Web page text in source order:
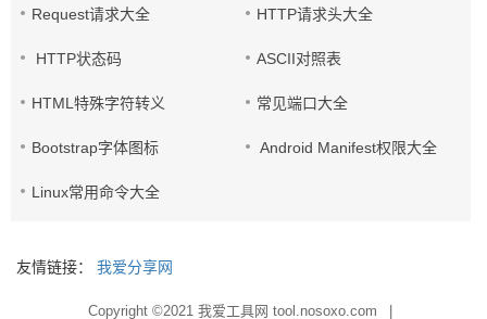
Request请求大全 HTTP请求头大全
HTTP状态码 ASCII对照表
HTML特殊字符转义 常见端口大全
Bootstrap字体图标 Android Manifest权限大全
Linux常用命令大全
友情链接： 我爱分享网
Copyright ©2021 我爱工具网 tool.nosoxo.com